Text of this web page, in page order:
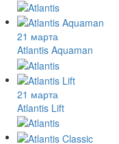
21 марта
Atlantis Aquaman
21 марта
Atlantis Lift